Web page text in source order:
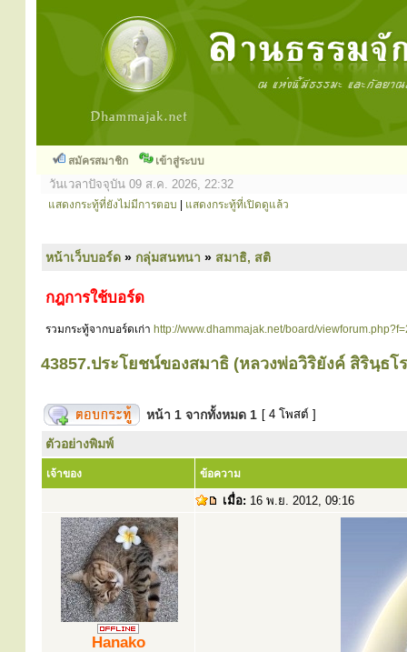
สมัครสมาชิก เข้าสู่ระบบ
วันเวลาปัจจุบัน 09 ส.ค. 2026, 22:32
แสดงกระทู้ที่ยังไม่มีการตอบ แสดงกระทู้ที่เปิดดูแล้ว
หน้าเว็บบอร์ด » กลุ่มสนทนา » สมาธิ, สติ
กฎการใช้บอร์ด
รวมกระทู้จากบอร์ดเก่า http://www.dhammajak.net/board/
43857.ประโยชน์ของสมาธิ (หลวงพ่อวิริยังค์ สิรินฺธโ
หน้า 1 จากทั้งหมด 1 [ 4 โพสต์ ]
ตัวอย่างพิมพ์
เจ้าของ ข้อความ
เมื่อ: 16 พ.ย. 2012, 09:16
Hanako